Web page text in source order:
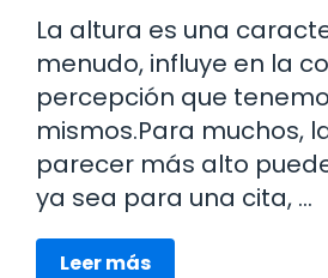
La altura es una
menudo, influye en la
percepción que
mismos.Para muchos,
parecer más alto
ya sea para una cita, …
Leer más